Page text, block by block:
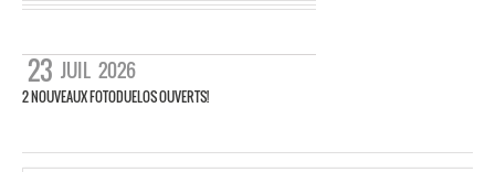
23 JUIL 2026
2 NOUVEAUX FOTODUELOS OUVERTS!